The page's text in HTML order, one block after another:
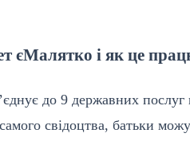
єМалятко і як це
до 9 державних послуг
свідоцтва, батьки